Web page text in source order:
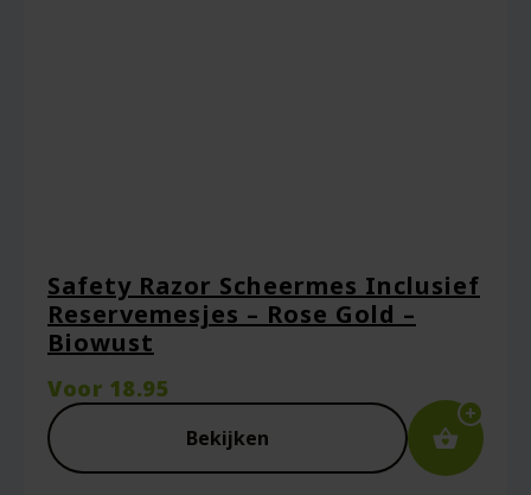
Safety Razor Scheermes Inclusief
Reservemesjes – Rose Gold –
Biowust
Voor 18.95
Bekijken